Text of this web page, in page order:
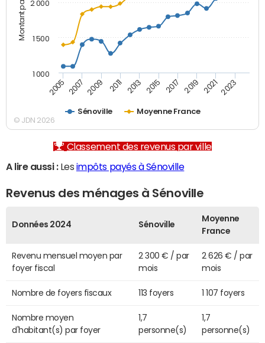
Sénoville Moyenne France
2005 2007 2009 2011 2013 2015 2017 2019 2021 2023
1 000
1 500
2 000
© JDN 2026
Classement des revenus par ville
A lire aussi :Les impôts payés à Sénoville
Revenus des ménages à Sénoville
Données 2024 Sénoville
Moyenne
France
Revenu mensuel moyen par
foyer fiscal
2 300 € / par
mois
2 626 € / par
mois
Nombre de foyers fiscaux 113 foyers 1 107 foyers
Nombre moyen
d'habitant(s) par foyer
1,7
personne(s)
1,7
personne(s)